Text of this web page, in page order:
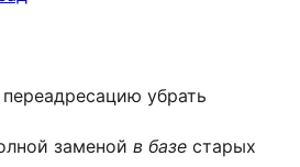
убрать
заменой в базе старых